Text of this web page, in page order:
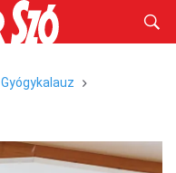
Gyógykalauz